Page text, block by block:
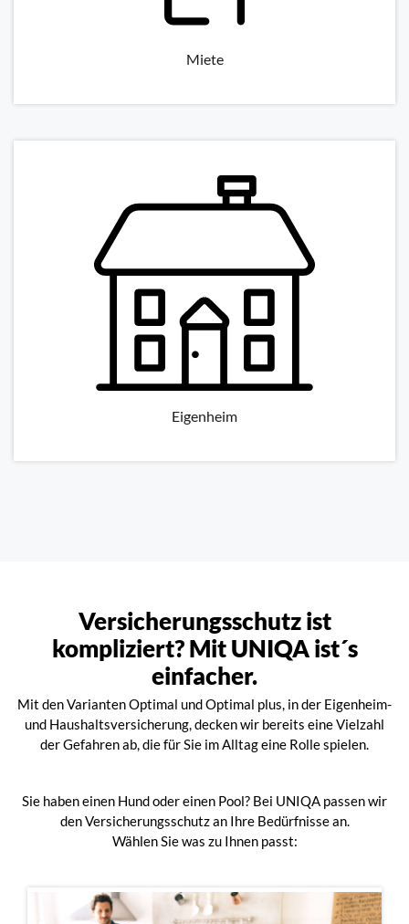
Miete
Eigenheim
Versicherungsschutz ist
kompliziert? Mit UNIQA ist´s
einfacher.
Mit den Varianten Optimal und Optimal plus, in der Eigenheim-
und Haushaltsversicherung, decken wir bereits eine Vielzahl
der Gefahren ab, die für Sie im Alltag eine Rolle spielen.
Sie haben einen Hund oder einen Pool? Bei UNIQA passen wir
den Versicherungsschutz an Ihre Bedürfnisse an.
Wählen Sie was zu Ihnen passt: